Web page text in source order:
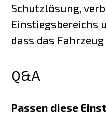
Schutzlösung,
Einstiegsbereichs
dass das
Q&A
Passen diese